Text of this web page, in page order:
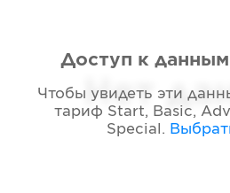
Нет
Доступ к
Чтобы увидеть эти
тариф Start, Basic,
Special .